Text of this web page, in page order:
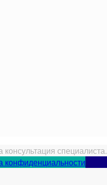
специалиста.
конфиденциальности